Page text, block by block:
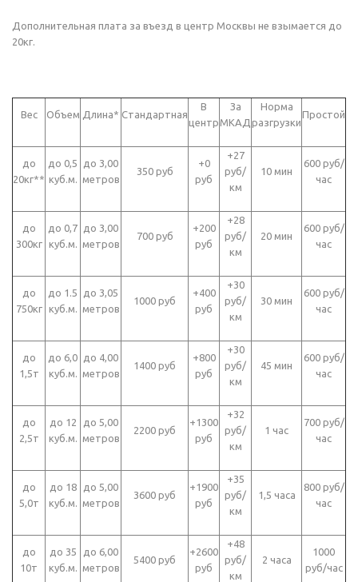
Дополнительная плата за въезд в центр Москвы не взымается до
20кг.
Вес Объем Длина* Стандартная
В
центр
За
МКАД
Норма
разгрузки
Простой
до
20кг**
до 0,5
куб.м.
до 3,00
метров
350 руб
+0
руб
+27
руб/
км
10 мин
600 руб/
час
до
300кг
до 0,7
куб.м.
до 3,00
метров
700 руб
+200
руб
+28
руб/
км
20 мин
600 руб/
час
до
750кг
до 1.5
куб.м.
до 3,05
метров
1000 руб
+400
руб
+30
руб/
км
30 мин
600 руб/
час
до
1,5т
до 6,0
куб.м.
до 4,00
метров
1400 руб
+800
руб
+30
руб/
км
45 мин
600 руб/
час
до
2,5т
до 12
куб.м.
до 5,00
метров
2200 руб
+1300
руб
+32
руб/
км
1 час
700 руб/
час
до
5,0т
до 18
куб.м.
до 5,00
метров
3600 руб
+1900
руб
+35
руб/
км
1,5 часа
800 руб/
час
до
10т
до 35
куб.м.
до 6,00
метров
5400 руб
+2600
руб
+48
руб/
км
2 часа
1000
руб/час